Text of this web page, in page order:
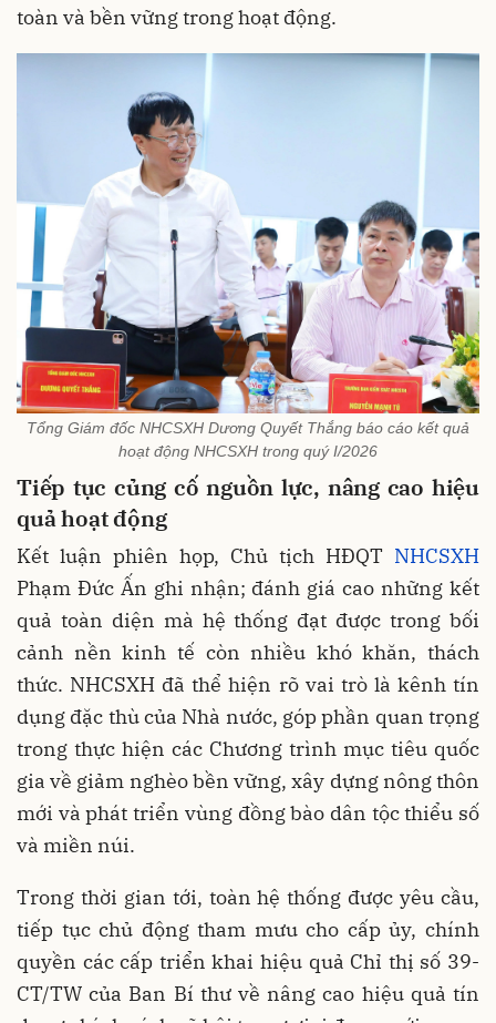
toàn và bền vững trong hoạt động.
Tổng Giám đốc NHCSXH Dương Quyết Thắng báo cáo kết quả
hoạt động NHCSXH trong quý I/2026
Tiếp tục củng cố nguồn lực, nâng cao hiệu
quả hoạt động
Kết luận phiên họp, Chủ tịch HĐQT NHCSXH
Phạm Đức Ấn ghi nhận; đánh giá cao những kết
quả toàn diện mà hệ thống đạt được trong bối
cảnh nền kinh tế còn nhiều khó khăn, thách
thức. NHCSXH đã thể hiện rõ vai trò là kênh tín
dụng đặc thù của Nhà nước, góp phần quan trọng
trong thực hiện các Chương trình mục tiêu quốc
gia về giảm nghèo bền vững, xây dựng nông thôn
mới và phát triển vùng đồng bào dân tộc thiểu số
và miền núi.
Trong thời gian tới, toàn hệ thống được yêu cầu,
tiếp tục chủ động tham mưu cho cấp ủy, chính
quyền các cấp triển khai hiệu quả Chỉ thị số 39-
CT/TW của Ban Bí thư về nâng cao hiệu quả tín